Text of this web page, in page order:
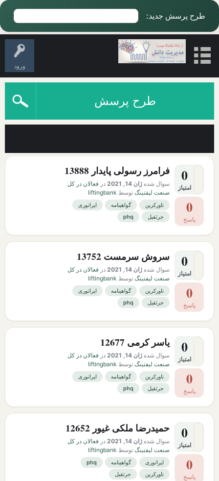
طرح پرسش جدید:
ورود
طرح پرسش
0
امتیاز
0
پاسخ
فرامرز رسولی پایدار 13888
سوال شده ژان 14, 2021 در فعالان در کل
صنعت لیفتینگ توسط liftingbank
تاورکرین گواهینامه
اپراتوری
جرثقیل
phq
0
امتیاز
0
پاسخ
سروش سرمست 13752
سوال شده ژان 14, 2021 در فعالان در کل
صنعت لیفتینگ توسط liftingbank
تاورکرین گواهینامه
اپراتوری
جرثقیل
phq
0
امتیاز
0
پاسخ
یاسر کرمی 12677
سوال شده ژان 14, 2021 در فعالان در کل
صنعت لیفتینگ توسط liftingbank
تاورکرین گواهینامه
اپراتوری
جرثقیل
phq
0
امتیاز
0
پاسخ
حمیدرضا ملکی غیور 12652
سوال شده ژان 14, 2021 در فعالان در کل
صنعت لیفتینگ توسط liftingbank
اپراتوری گواهینامه
phq
تاورکرین
جرثقیل